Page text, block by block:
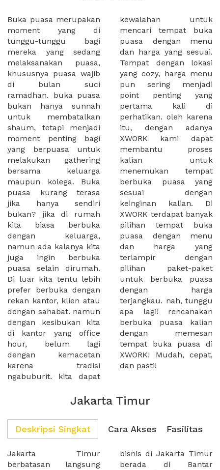
Buka puasa merupakan
moment yang di
tunggu-tunggu bagi
mereka yang sedang
melaksanakan puasa,
khususnya puasa wajib
di bulan suci
ramadhan. buka puasa
bukan hanya sunnah
untuk membatalkan
shaum, tetapi menjadi
moment penting bagi
yang berpuasa untuk
melakukan gathering
bersama keluarga
maupun kolega. Buka
puasa kurang terasa
jika hanya sendiri
bukan? jika di rumah
kita biasa berbuka
dengan keluarga,
namun ada kalanya kita
juga ingin berbuka
puasa selain dirumah.
Di luar kita tentu lebih
prefer berbuka dengan
rekan kantor, klien atau
dengan sahabat. namun
dengan kesibukan kita
di kantor yang office
hour, belum lagi
dengan kemacetan
karena tradisi
ngabuburit. kita dapat
kewalahan untuk
mencari tempat buka
puasa dengan menu
dan harga yang sesuai.
Tempat dengan lokasi
yang cozy, harga menu
pun sering menjadi
point penting yang
pertama kali di
perhatikan. oleh karena
itu, dengan adanya
XWORK kami dapat
membantu proses
kalian untuk
menemukan tempat
berbuka puasa yang
sesuai dengan
keinginan kalian. Di
XWORK terdapat banyak
pilihan tempat buka
puasa dengan menu
dan harga yang
terlampir dengan
pilihan paket-paket
untuk berbuka puasa
dengan harga
terjangkau. nah, tunggu
apa lagi! rencanakan
berbuka puasa kalian
dengan memesan
tempat buka puasa di
XWORK! Mudah, cepat,
dan pasti!
Jakarta Timur
Deskripsi Singkat Cara Akses Fasilitas
Jakarta Timur
berbatasan langsung
bisnis di Jakarta Timur
berada di Bantar